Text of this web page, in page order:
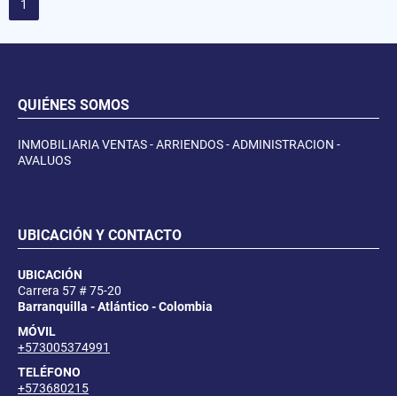
1
QUIÉNES SOMOS
INMOBILIARIA VENTAS - ARRIENDOS - ADMINISTRACION -
AVALUOS
UBICACIÓN Y CONTACTO
UBICACIÓN
Carrera 57 # 75-20
Barranquilla - Atlántico - Colombia
MÓVIL
+573005374991
TELÉFONO
+573680215